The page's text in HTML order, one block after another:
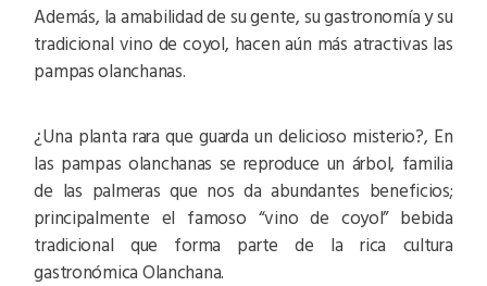
Además, la amabilidad de su gente, su gastronomía y su
tradicional vino de coyol, hacen aún más atractivas las
pampas olanchanas.
¿Una planta rara que guarda un delicioso misterio?, En
las pampas olanchanas se reproduce un árbol, familia
de las palmeras que nos da abundantes beneficios;
principalmente el famoso “vino de coyol” bebida
tradicional que forma parte de la rica cultura
gastronómica Olanchana.